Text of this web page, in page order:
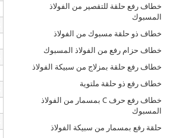
خطاف رفع حلقة للتقصير من الفولاذ
المسبوك
خطاف ذو حلقة مسبوك من الفولاذ
خطاف حزام رفع من الفولاذ المسبوك
خطاف رفع حلقة بمزلاج من سبيكة الفولاذ
خطاف رفع ذو حلقة ملتوية
خطاف رفع حرف C بمسمار من الفولاذ
المسبوك
حلقة رفع بمسمار من سبيكة الفولاذ